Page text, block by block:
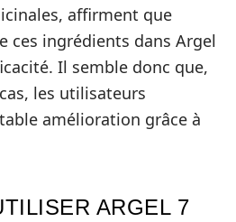
affirment que
ces ingrédients dans Argel
Il semble donc que,
les utilisateurs
amélioration grâce à
ARGEL 7